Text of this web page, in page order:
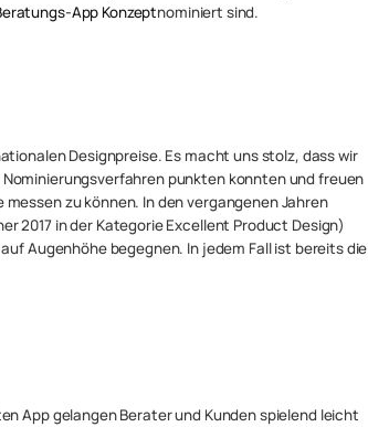
App Konzeptnominiert sind.
Designpreise. Es macht uns stolz, dass wir
punkten konnten und freuen
zu können. In den vergangenen Jahren
2017 in der Kategorie Excellent Product Design)
Augenhöhe begegnen. In jedem Fall ist bereits die
App gelangen Berater und Kunden spielend leicht